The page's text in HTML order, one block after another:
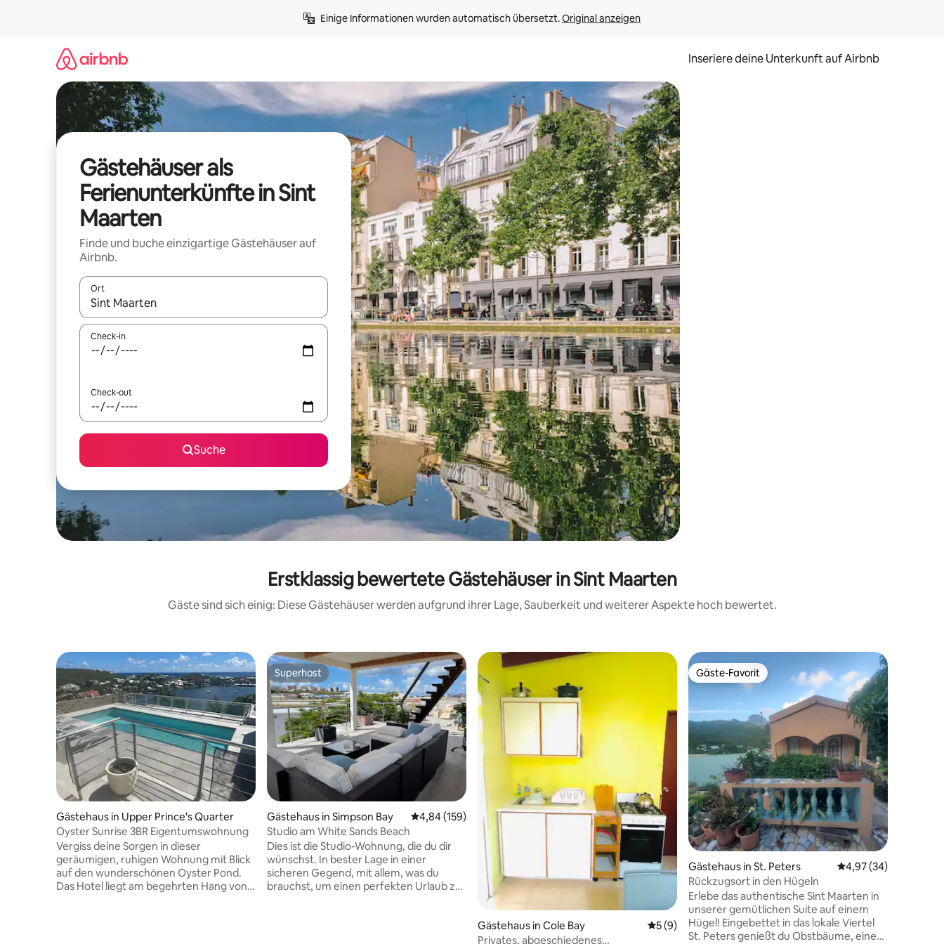
Einige Informationen wurden automatisch übersetzt. Original anzeigen
Inseriere deine Unterkunft auf Airbnb
Gästehäuser als
Ferienunterkünfte in Sint
Maarten
Finde und buche einzigartige Gästehäuser auf
Airbnb.
Ort
Wenn Ergebnisse verfügbar sind, navigiere mit den Pfeiltasten nach oben und unten oder erkunde die Ergebnisse durch Berühren oder Wischgesten.
Check-in
Check-out
Suche
Erstklassig bewertete Gästehäuser in Sint Maarten
Gäste sind sich einig: Diese Gästehäuser werden aufgrund ihrer Lage, Sauberkeit und weiterer Aspekte hoch bewertet.
Gästehaus in Upper Prince's Quarter
Oyster Sunrise 3BR Eigentumswohnung
Vergiss deine Sorgen in dieser
geräumigen, ruhigen Wohnung mit Blick
auf den wunderschönen Oyster Pond.
Das Hotel liegt am begehrten Hang von
Superhost
Superhost
Gästehaus in Simpson Bay Durchschnittliche Bewertung: 4,84 von 5, 159 Bewertungen
4,84 (159)
Studio am White Sands Beach
Dies ist die Studio-Wohnung, die du dir
wünschst. In bester Lage in einer
sicheren Gegend, mit allem, was du
brauchst, um einen perfekten Urlaub zu
Gästehaus in Cole Bay Durchschnittliche Bewertung: 5 von 5, 9 Bewertungen
5 (9)
Privates, abgeschiedenes
Gäste-Favorit
Gäste-Favorit
Gästehaus in St. Peters Durchschnittliche
4,97 (34)
Rückzugsort in den Hügeln
Erlebe das authentische Sint Maarten in
unserer gemütlichen Suite auf einem
Hügel! Eingebettet in das lokale Viertel
St. Peters genießt du Obstbäume, eine